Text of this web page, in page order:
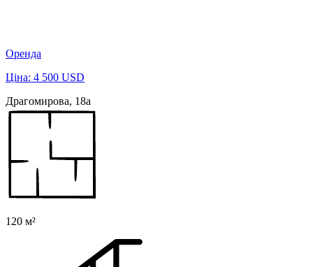
Оренда
Ціна: 4 500 USD
Драгомирова, 18а
120 м²